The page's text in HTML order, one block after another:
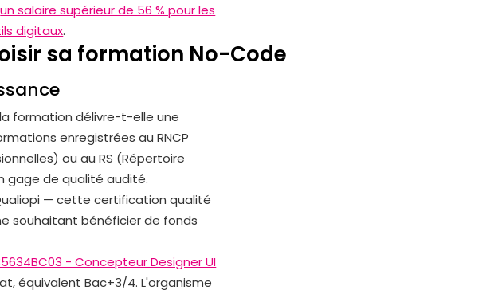
un salaire supérieur de 56 % pour les
digitaux.
sa formation No-Code
formation délivre-t-elle une
enregistrées au RNCP
ou au RS (Répertoire
gage de qualité audité.
— cette certification qualité
souhaitant bénéficier de fonds
- Concepteur Designer UI
équivalent Bac+3/4. L'organisme